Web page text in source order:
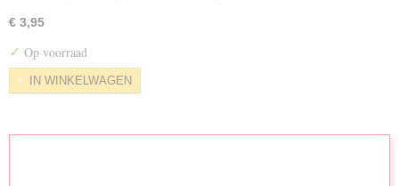
€ 3,95
✓ Op voorraad
IN WINKELWAGEN